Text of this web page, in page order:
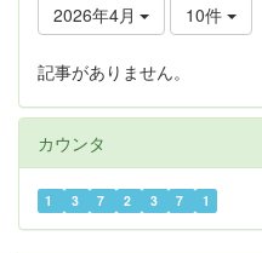
2026年4月 10件
記事がありません。
カウンタ
1 3 7 2 3 7 1